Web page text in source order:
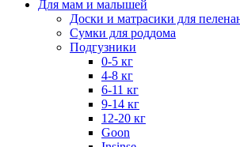
Для мам и малышей
Доски и матрасики для
Сумки для роддома
Подгузники
0-5 кг
4-8 кг
6-11 кг
9-14 кг
12-20 кг
Goon